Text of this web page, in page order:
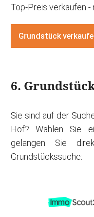
Top-Preis verkaufen
Grundstück
6.
Sie sind auf der
Hof? Wählen Sie
gelangen Sie
Grundstückssuche: